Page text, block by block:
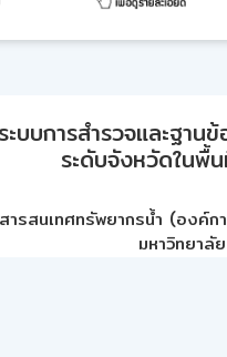
บบการสำรวจและฐา
ระดับจังหวัดในพื้
ารสนเทศทรัพยากรน้ำ (องค์ก
มหาวิทยาลั